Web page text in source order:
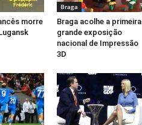
morre
Braga
Braga acolhe a primeira
grande exposição
nacional de Impressão
3D